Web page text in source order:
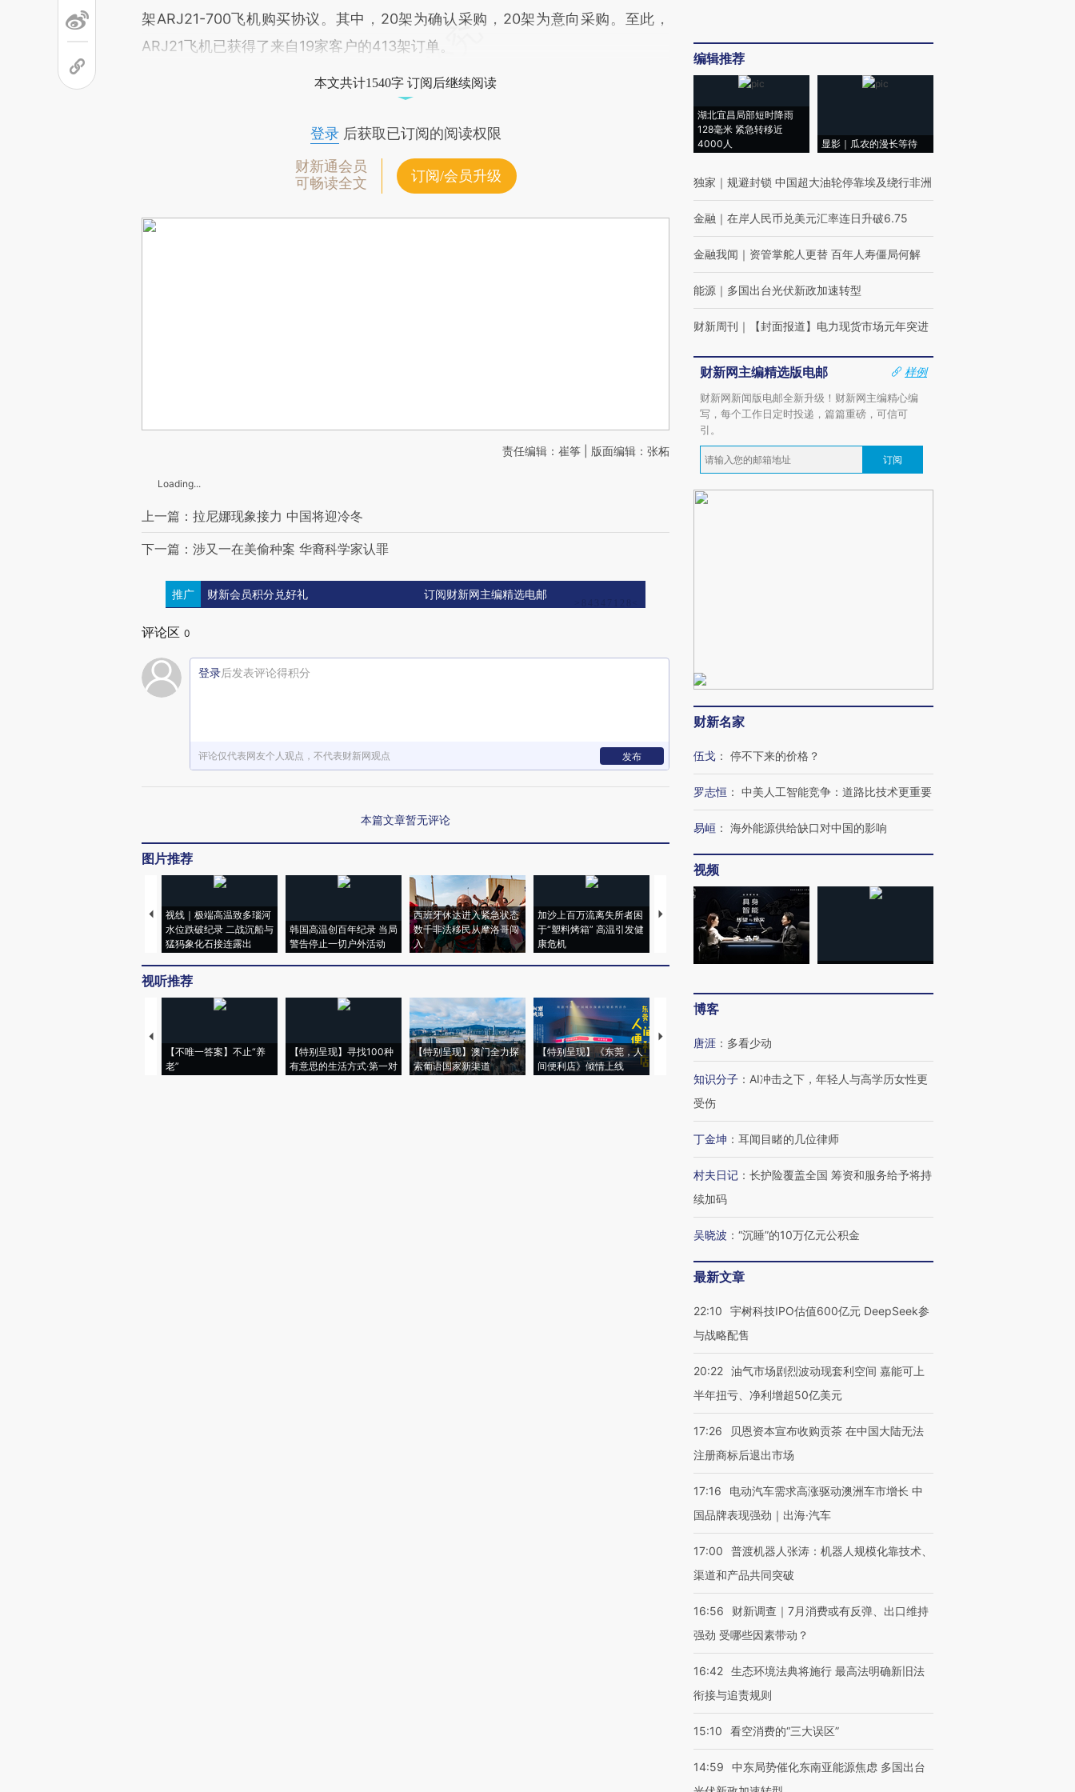
架ARJ21-700飞机购买协议。其中，20架为确认采购，20架为意向采购。至此，
ARJ21飞机已获得了来自19家客户的413架订单。
本文共计1540字 订阅后继续阅读
登录后获取已订阅的阅读权限
财新通会员
可畅读全文
订阅/会员升级
责任编辑：崔筝 | 版面编辑：张柘
Loading...
上一篇：拉尼娜现象接力 中国将迎冷冬
下一篇：涉又一在美偷种案 华裔科学家认罪
推广 财新会员积分兑好礼 订阅财新网主编精选电邮
评论区 0
登录后发表评论得积分
评论仅代表网友个人观点，不代表财新网观点 发布
本篇文章暂无评论
图片推荐
视线｜极端高温致多瑙河
水位跌破纪录 二战沉船与
猛犸象化石接连露出
韩国高温创百年纪录 当局
警告停止一切户外活动
西班牙休达进入紧急状态
数千非法移民从摩洛哥闯
入
加沙上百万流离失所者困
于“塑料烤箱” 高温引发健
康危机
视线｜HYROX的吸金
术：是什么让中产们甘
心“花钱找虐”？
马航飞行员跨国走私7万
粒摇头丸 尿检体内含3种
毒品
视听推荐
【不唯一答案】不止“养
老”
【特别呈现】寻找100种
有意思的生活方式·第一对
【特别呈现】澳门全力探
索葡语国家新渠道
【特别呈现】《东莞，人
间便利店》倾情上线
【推广】走进第四届链博
会，让数智科技“链”接产
编辑推荐
湖北宜昌局部短时降雨
128毫米 紧急转移近
4000人
显影｜瓜农的漫长等待
独家 ｜ 规避封锁 中国超大油轮停靠埃及绕行非洲
金融 ｜ 在岸人民币兑美元汇率连日升破6.75
金融我闻 ｜ 资管掌舵人更替 百年人寿僵局何解
能源 ｜ 多国出台光伏新政加速转型
财新周刊 ｜ 【封面报道】电力现货市场元年突进
财新网主编精选版电邮
样例
财新网新闻版电邮全新升级！财新网主编精心编
写，每个工作日定时投递，篇篇重磅，可信可
引。
订阅
财新名家
伍戈 ： 停不下来的价格？
罗志恒 ： 中美人工智能竞争：道路比技术更重要
易峘 ： 海外能源供给缺口对中国的影响
视频
博客
唐涯 ： 多看少动
知识分子 ： AI冲击之下，年轻人与高学历女性更
受伤
丁金坤 ： 耳闻目睹的几位律师
村夫日记 ： 长护险覆盖全国 筹资和服务给予将持
续加码
吴晓波 ： “沉睡”的10万亿元公积金
最新文章
22:10
宇树科技IPO估值600亿元 DeepSeek参
与战略配售
20:22 油气市场剧烈波动现套利空间 嘉能可上
半年扭亏、净利增超50亿美元
17:26
贝恩资本宣布收购贡茶 在中国大陆无法
注册商标后退出市场
17:16
电动汽车需求高涨驱动澳洲车市增长 中
国品牌表现强劲｜出海·汽车
17:00
普渡机器人张涛：机器人规模化靠技术、
渠道和产品共同突破
16:56
财新调查｜7月消费或有反弹、出口维持
强劲 受哪些因素带动？
16:42 生态环境法典将施行 最高法明确新旧法
衔接与追责规则
15:10 看空消费的“三大误区”
14:59
中东局势催化东南亚能源焦虑 多国出台